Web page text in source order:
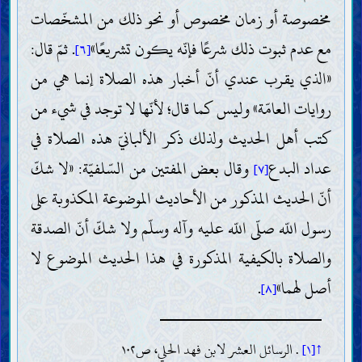
مخصوصة أو زمان مخصوص أو نحو ذلك من المشخّصات
مع عدم ثبوت ذلك شرعًا فإنّه يكون تشريعًا»[٦] . ثمّ قال:
«الذي يقرب عندي أنّ أخبار هذه الصلاة إنما هي من
روايات العامّة» وليس كما قال؛ لأنّها لا توجد في شيء من
كتب أهل الحديث ولذلك ذكر الألبانيّ هذه الصلاة في
عداد البدع[٧] وقال بعض المفتين من السّلفيّة: «لا شكّ
أنّ الحديث المذكور من الأحاديث الموضوعة المكذوبة على
رسول اللّه صلّى اللّه عليه وآله وسلّم ولا شكّ أنّ الصدقة
والصلاة بالكيفية المذكورة في هذا الحديث الموضوع لا
أصل لهما»[٨] .
↑[١] . الرسائل العشر لابن فهد الحلي، ص١٠٢
حجّيّة القرآن وصفاته
تفسير القرآن
طريقة تفسير القرآن وقواعده
تفسير بعض آيات القرآن
خليفة اللّه
ضرورة خليفة اللّه وصفاته
الطريق إلى معرفة خليفة اللّه (المعجزة والنصّ)
الروايات الواردة عن خلفاء اللّه (الآحاد والمتواتر)
العقائد
معرفة اللّه؛ وجوده وصفاته وأفعاله
معرفة خلفاء اللّه
صفات الأنبياء وسيرتهم
صفات النبيّ الخاتم وسيرته
خصائص النبيّ الخاتم
أصحاب النبيّ الخاتم وأزواجه
صفات أهل بيت النبيّ الخاتم وسيرتهم
ما يتعلّق بالمهديّ
وجود المهديّ وصفاته وأعماله
علامات ظهور المهديّ وفتن آخر الزّمان